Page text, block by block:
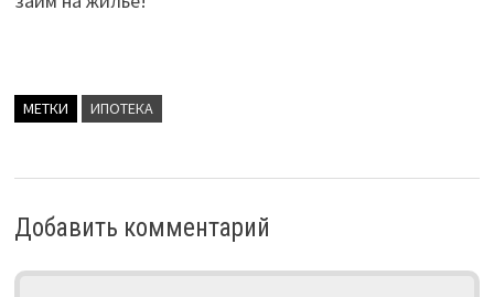
МЕТКИ ИПОТЕКА
Добавить комментарий